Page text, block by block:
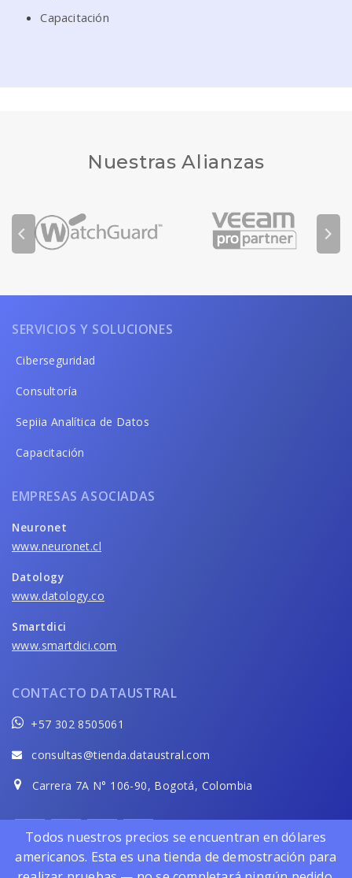
Todos nuestros precios se encuentran en dólares
americanos. Esta es una tienda de demostración para
Capacitación
Nuestras Alianzas
SERVICIOS Y SOLUCIONES
Ciberseguridad
Consultoría
Sepiia Analítica de Datos
Capacitación
EMPRESAS ASOCIADAS
Neuronet
www.neuronet.cl
Datology
www.datology.co
Smartdici
www.smartdici.com
CONTACTO DATAUSTRAL
+57 302 8505061
consultas@tienda.dataustral.com
Carrera 7A N° 106-90, Bogotá, Colombia